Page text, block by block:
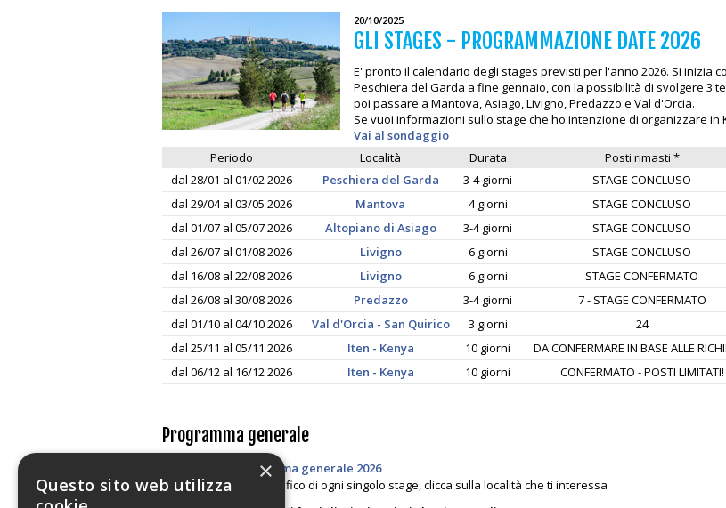
20/10/2025
GLI STAGES - PROGRAMMAZIONE DATE 2026
E' pronto il calendario degli stages previsti per l'anno 2026. Si inizia
Peschiera del Garda a fine gennaio, con la possibilità di svolgere 3
poi passare a Mantova, Asiago, Livigno, Predazzo e Val d'Orcia.
Se vuoi informazioni sullo stage che ho intenzione di organizzare in
Vai al sondaggio
Periodo
Località Durata
Posti rimasti *
dal 28/01 al 01/02 2026
Peschiera del Garda 3-4 giorni
STAGE CONCLUSO
dal 29/04 al 03/05 2026
Mantova 4 giorni
STAGE CONCLUSO
dal 01/07 al 05/07 2026
Altopiano di Asiago 3-4 giorni
STAGE CONCLUSO
dal 26/07 al 01/08 2026
Livigno 6 giorni
STAGE CONCLUSO
dal 16/08 al 22/08 2026
Livigno 6 giorni
STAGE CONFERMATO
dal 26/08 al 30/08 2026
Predazzo 3-4 giorni
7 - STAGE CONFERMATO
dal 01/10 al 04/10 2026
Val d'Orcia - San Quirico 3 giorni
24
dal 25/11 al 05/11 2026
Iten - Kenya 10 giorni
DA CONFERMARE IN BASE ALLE
dal 06/12 al 16/12 2026
Iten - Kenya 10 giorni CONFERMATO - POSTI LIMITATI!
Programma generale
Gli Stages - Programma generale 2026
Per il programma specifico di ogni singolo stage, clicca sulla località che ti interessa
×
Questo sito web utilizza